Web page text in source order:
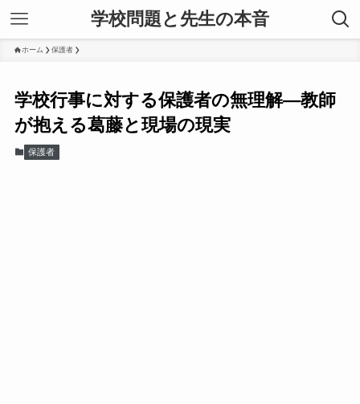
学校問題と先生の本音
ホーム 保護者
学校行事に対する保護者の無理解—教師
が抱える葛藤と現場の現実
保護者